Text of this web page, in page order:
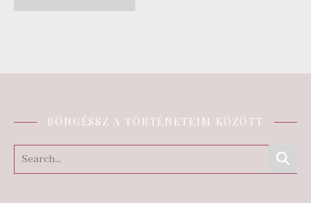
BÖNGÉSSZ A TÖRTÉNETEIM KÖZÖTT